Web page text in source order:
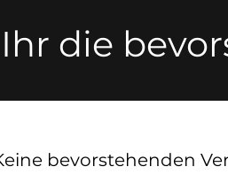
die
bevorstehenden